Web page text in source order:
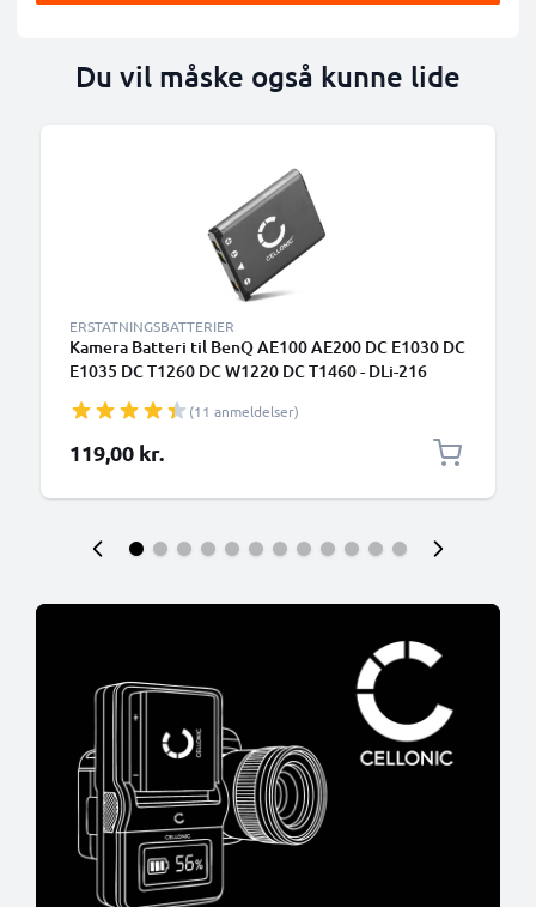
Du vil måske også kunne lide
ERSTATNINGSBATTERIER
Kamera Batteri til BenQ AE100 AE200 DC E1030 DC
E1035 DC T1260 DC W1220 DC T1460 - DLi-216
(11 anmeldelser)
119,00 kr.